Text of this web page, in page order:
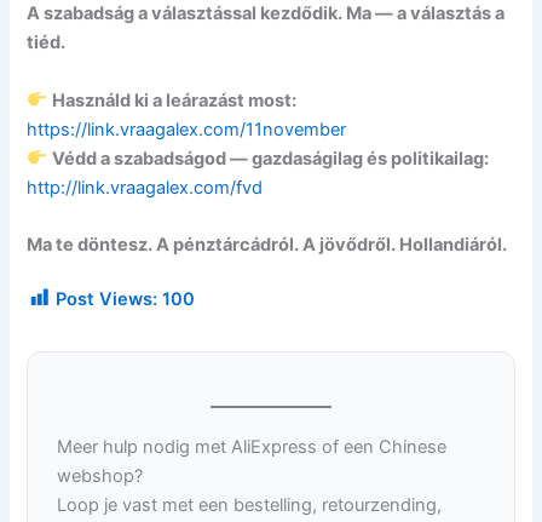
A szabadság a választással kezdődik. Ma — a választás a
tiéd.
Használd ki a leárazást most:
https://link.vraagalex.com/11november
Védd a szabadságod — gazdaságilag és politikailag:
http://link.vraagalex.com/fvd
Ma te döntesz. A pénztárcádról. A jövődről. Hollandiáról.
Post Views: 100
Meer hulp nodig met AliExpress of een Chinese
webshop?
Loop je vast met een bestelling, retourzending,